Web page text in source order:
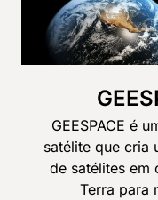
GEESPACE é
satélite que cria
de satélites em
Terra para